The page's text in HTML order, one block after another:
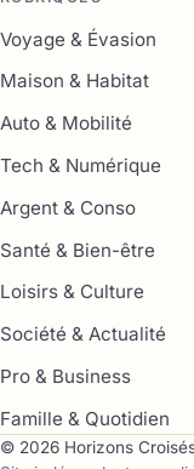
Voyage & Évasion
Maison & Habitat
Auto & Mobilité
Tech & Numérique
Argent & Conso
Santé & Bien-être
Loisirs & Culture
Société & Actualité
Pro & Business
Famille & Quotidien
© 2026 Horizons